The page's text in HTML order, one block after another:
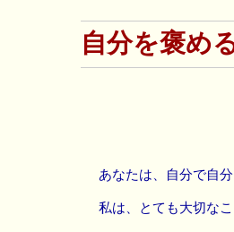
自分を褒め
あなたは、自分で自
私は、とても大切なこ